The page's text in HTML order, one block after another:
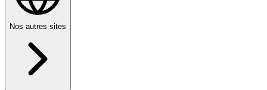
Nos autres sites